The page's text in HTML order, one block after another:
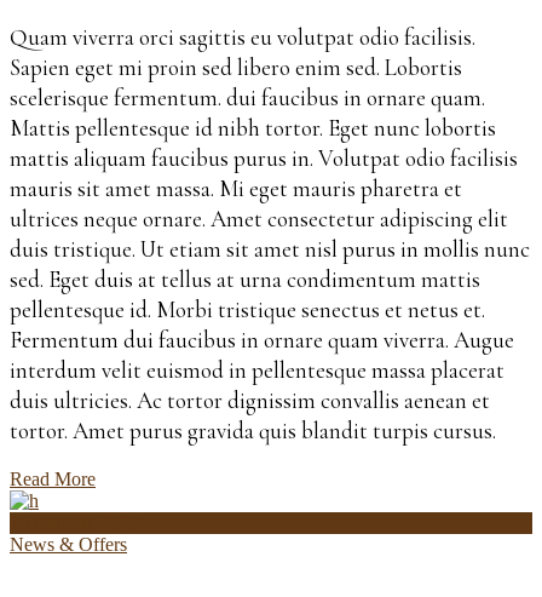
Quam viverra orci sagittis eu volutpat odio facilisis.
Sapien eget mi proin sed libero enim sed. Lobortis
scelerisque fermentum. dui faucibus in ornare quam.
Mattis pellentesque id nibh tortor. Eget nunc lobortis
mattis aliquam faucibus purus in. Volutpat odio facilisis
mauris sit amet massa. Mi eget mauris pharetra et
ultrices neque ornare. Amet consectetur adipiscing elit
duis tristique. Ut etiam sit amet nisl purus in mollis nunc
sed. Eget duis at tellus at urna condimentum mattis
pellentesque id. Morbi tristique senectus et netus et.
Fermentum dui faucibus in ornare quam viverra. Augue
interdum velit euismod in pellentesque massa placerat
duis ultricies. Ac tortor dignissim convallis aenean et
tortor. Amet purus gravida quis blandit turpis cursus.
Read More
News & Offers